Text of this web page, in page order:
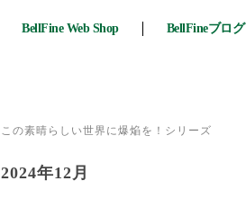
BellFine Web Shop BellFineブログ
この素晴らしい世界に爆焔を！シリーズ
2024年12月